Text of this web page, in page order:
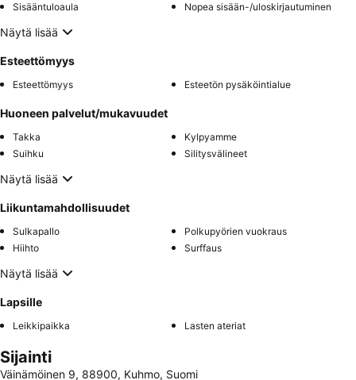
Sisääntuloaula
Nopea sisään-/uloskirjautuminen
Näytä lisää
Esteettömyys
Esteettömyys Esteetön pysäköintialue
Huoneen palvelut/mukavuudet
Takka
Kylpyamme
Suihku
Silitysvälineet
Näytä lisää
Liikuntamahdollisuudet
Sulkapallo
Polkupyörien vuokraus
Hiihto
Surffaus
Näytä lisää
Lapsille
Leikkipaikka Lasten ateriat
Sijainti
Väinämöinen 9, 88900, Kuhmo, Suomi